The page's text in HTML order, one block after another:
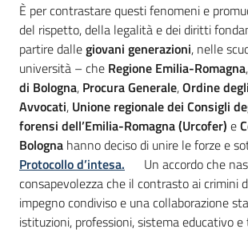
È per contrastare questi fenomeni e
del rispetto, della legalità e dei diritti
partire dallegiovani generazioni, nelle
università – che Regione Emilia-Romagna,
di Bologna, Procura Generale,Ordine degli
Avvocati, Unione regionale dei Consigli
forensi dell’Emilia-Romagna (Urcofer) e
Bologna hanno deciso di unire le forze e
Protocollo d’intesa.
Un accordo che
consapevolezza che il contrasto ai crimini
impegno condiviso e una collaborazione
istituzioni, professioni, sistema educativo